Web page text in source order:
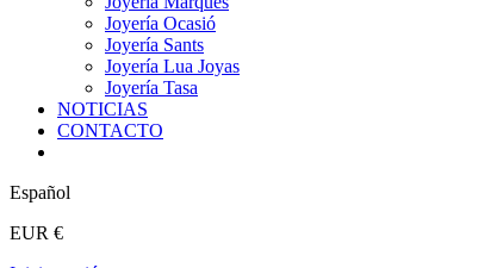
Joyería Ocasió
Joyería Sants
Joyería Lua Joyas
Joyería Tasa
NOTICIAS
CONTACTO
Español
EUR €